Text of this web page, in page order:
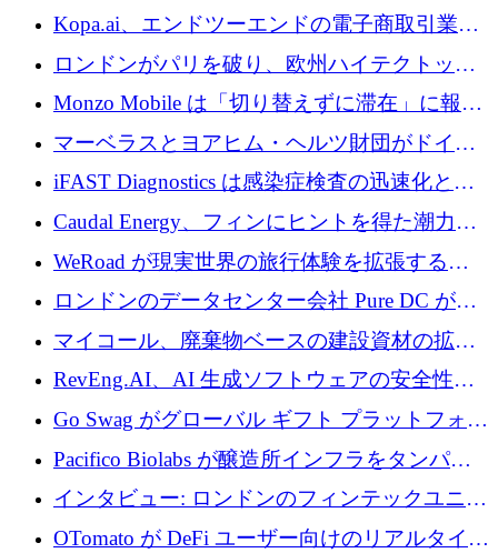
トラクチャ システムの拡張に 5,000 万ドルを
確保
Kopa.ai、エンドツーエンドの電子商取引業務
用の AI エージェントを構築するために 200
万ユーロを調達
ロンドンがパリを破り、欧州ハイテクトップ
の座を奪還
Monzo Mobile は「切り替えずに滞在」に報酬
を与える
マーベラスとヨアヒム・ヘルツ財団がドイツ
の商業化ギャップを埋めるために2,000万ユー
ロのディープテック基金を立ち上げる
iFAST Diagnostics は感染症検査の迅速化と抗
菌薬耐性への取り組みに 500 万ポンドを寄付
Caudal Energy、フィンにヒントを得た潮力発
電技術の規模拡大に向けて 430 万ポンドを調
WeRoad が現実世界の旅行体験を拡張するた
めに 5,800 万ドルを獲得
ロンドンのデータセンター会社 Pure DC が欧
州と中東の拡張に 27 億ドルを確保
マイコール、廃棄物ベースの建設資材の拡大
に400万ポンドを投資
RevEng.AI、AI 生成ソフトウェアの安全性を
確保するために 1,500 万ドルを調達
Go Swag がグローバル ギフト プラットフォー
ムを拡大するために 500 万ドルを調達
Pacifico Biolabs が醸造所インフラをタンパク
質生産に転換するために 700 万ユーロを調達
インタビュー: ロンドンのフィンテックユニコ
ーン Tide の CEO、オリバー・プリル氏
OTomato が DeFi ユーザー向けのリアルタイム